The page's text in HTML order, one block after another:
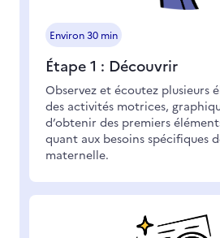
Environ 30 min
Étape 1 : Découvrir
Observez et écoutez plusieurs
des activités motrices,
d’obtenir des premiers
quant aux besoins spécifiques
maternelle.